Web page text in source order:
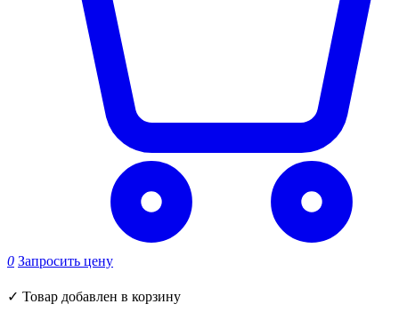
0 Запросить цену
✓ Товар добавлен в корзину